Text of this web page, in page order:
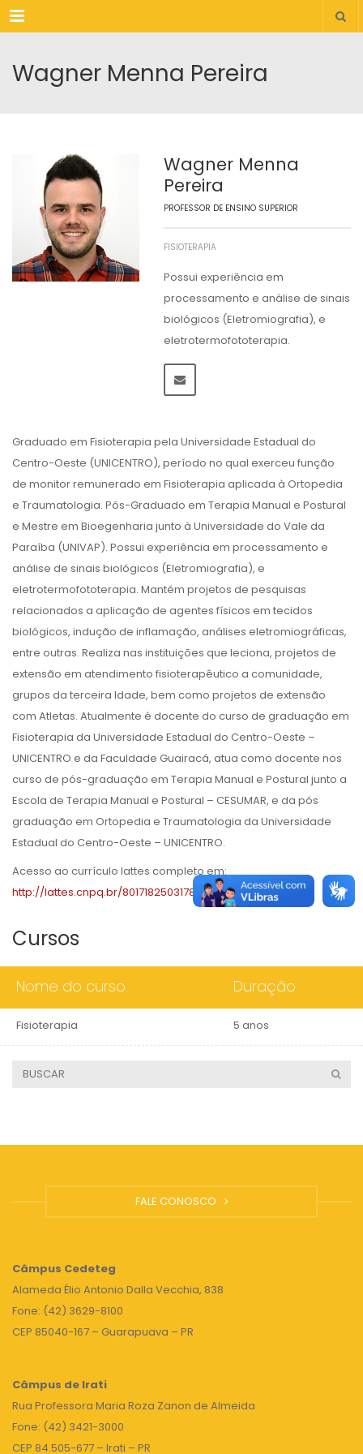
Menu
Wagner Menna Pereira
Wagner Menna
Pereira
PROFESSOR DE ENSINO SUPERIOR
FISIOTERAPIA
Possui experiência em
processamento e análise de sinais
biológicos (Eletromiografia), e
eletrotermofototerapia.
Graduado em Fisioterapia pela Universidade Estadual do
Centro-Oeste (UNICENTRO), período no qual exerceu função
de monitor remunerado em Fisioterapia aplicada à Ortopedia
e Traumatologia. Pós-Graduado em Terapia Manual e Postural
e Mestre em Bioegenharia junto à Universidade do Vale da
Paraíba (UNIVAP). Possui experiência em processamento e
análise de sinais biológicos (Eletromiografia), e
eletrotermofototerapia. Mantém projetos de pesquisas
relacionados a aplicação de agentes físicos em tecidos
biológicos, indução de inflamação, análises eletromiográficas,
entre outras. Realiza nas instituições que leciona, projetos de
extensão em atendimento fisioterapêutico a comunidade,
grupos da terceira Idade, bem como projetos de extensão
com Atletas. Atualmente é docente do curso de graduação em
Fisioterapia da Universidade Estadual do Centro-Oeste –
UNICENTRO e da Faculdade Guairacá, atua como docente nos
curso de pós-graduação em Terapia Manual e Postural junto a
Escola de Terapia Manual e Postural – CESUMAR, e da pós
graduação em Ortopedia e Traumatologia da Universidade
Estadual do Centro-Oeste – UNICENTRO.
Acesso ao currículo lattes completo em:
http://lattes.cnpq.br/8017182503178007
Cursos
Nome do curso Duração
Fisioterapia 5 anos
FALE CONOSCO
Câmpus Cedeteg
Alameda Élio Antonio Dalla Vecchia, 838
Fone: (42) 3629-8100
CEP 85040-167 – Guarapuava – PR
Câmpus de Irati
Rua Professora Maria Roza Zanon de Almeida
Fone: (42) 3421-3000
CEP 84.505-677 – Irati – PR